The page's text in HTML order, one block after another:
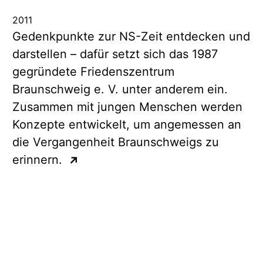
2011
Gedenkpunkte zur NS-Zeit entdecken und
darstellen – dafür setzt sich das 1987
gegründete Friedenszentrum
Braunschweig e. V. unter anderem ein.
Zusammen mit jungen Menschen werden
Konzepte entwickelt, um angemessen an
die Vergangenheit Braunschweigs zu
erinnern.
↗